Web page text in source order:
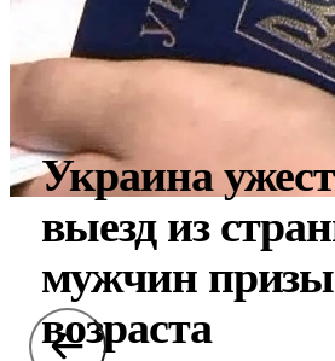
Украина
выезд из
мужчин
возраста